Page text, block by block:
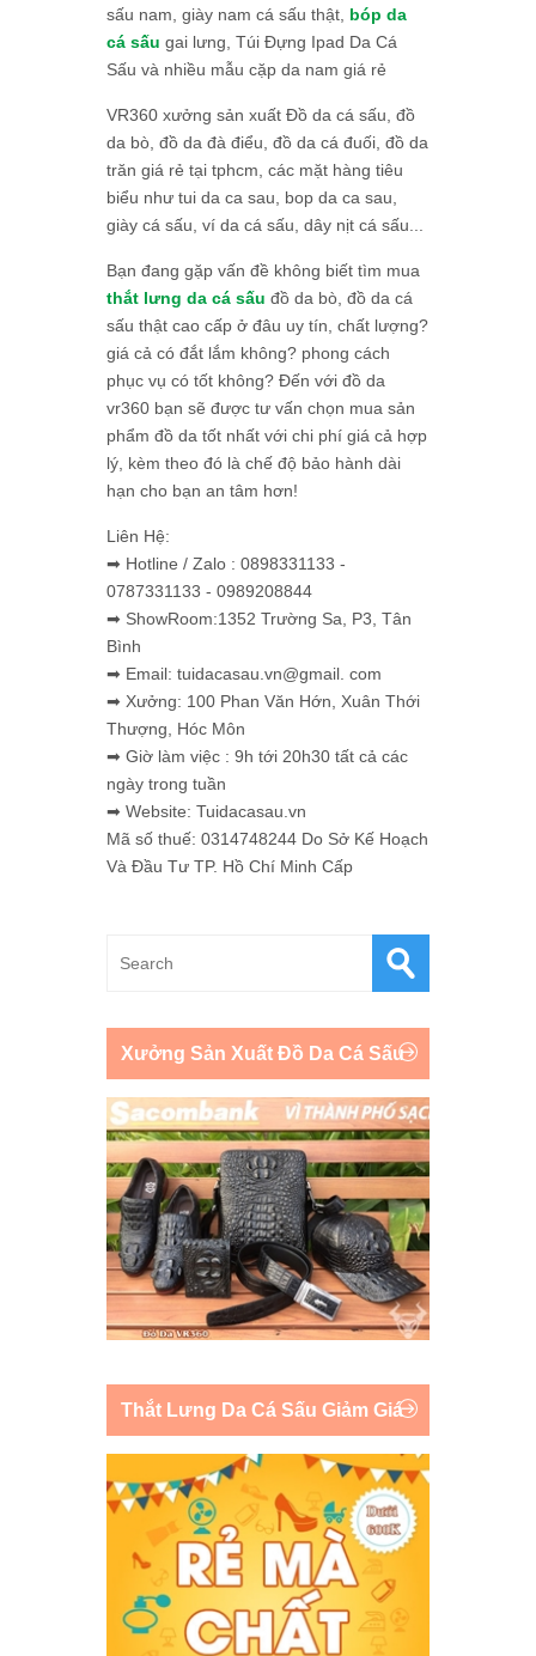
sấu nam, giày nam cá sấu thật, bóp da
cá sấu gai lưng, Túi Đựng Ipad Da Cá
Sấu và nhiều mẫu cặp da nam giá rẻ
VR360 xưởng sản xuất Đồ da cá sấu, đồ
da bò, đồ da đà điểu, đồ da cá đuối, đồ da
trăn giá rẻ tại tphcm, các mặt hàng tiêu
biểu như tui da ca sau, bop da ca sau,
giày cá sấu, ví da cá sấu, dây nịt cá sấu...
Bạn đang gặp vấn đề không biết tìm mua
thắt lưng da cá sấu đồ da bò, đồ da cá
sấu thật cao cấp ở đâu uy tín, chất lượng?
giá cả có đắt lắm không? phong cách
phục vụ có tốt không? Đến với đồ da
vr360 bạn sẽ được tư vấn chọn mua sản
phẩm đồ da tốt nhất với chi phí giá cả hợp
lý, kèm theo đó là chế độ bảo hành dài
hạn cho bạn an tâm hơn!
Liên Hệ:
➡ Hotline / Zalo : 0898331133 -
0787331133 - 0989208844
➡ ShowRoom:1352 Trường Sa, P3, Tân
Bình
➡ Email: tuidacasau.vn@gmail. com
➡ Xưởng: 100 Phan Văn Hớn, Xuân Thới
Thượng, Hóc Môn
➡ Giờ làm việc : 9h tới 20h30 tất cả các
ngày trong tuần
➡ Website: Tuidacasau.vn
Mã số thuế: 0314748244 Do Sở Kế Hoạch
Và Đầu Tư TP. Hồ Chí Minh Cấp
Xưởng Sản Xuất Đồ Da Cá Sấu
Thắt Lưng Da Cá Sấu Giảm Giá